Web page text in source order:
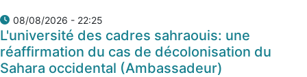
08/08/2026 - 22:25
L'université des cadres sahraouis: une
réaffirmation du cas de décolonisation du
Sahara occidental (Ambassadeur)